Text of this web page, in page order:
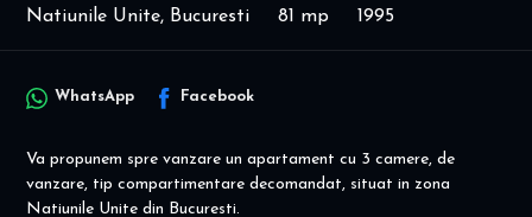
Natiunile Unite, Bucuresti
81 mp 1995
WhatsApp Facebook
Va propunem spre vanzare un apartament cu 3 camere, de
vanzare, tip compartimentare decomandat, situat in zona
Natiunile Unite din Bucuresti.